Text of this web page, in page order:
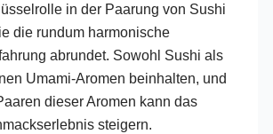
in der Paarung von Sushi
die rundum harmonische
abrundet. Sowohl Sushi als
Umami-Aromen beinhalten, und
dieser Aromen kann das
steigern.